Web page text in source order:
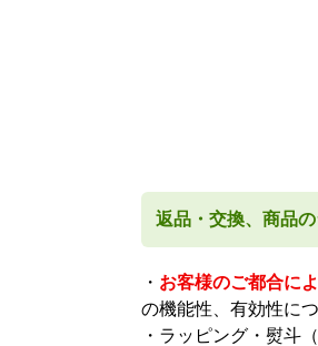
返品・交換、商品
・ お客様のご都合に
の機能性、有効性に
・ラッピング・熨斗